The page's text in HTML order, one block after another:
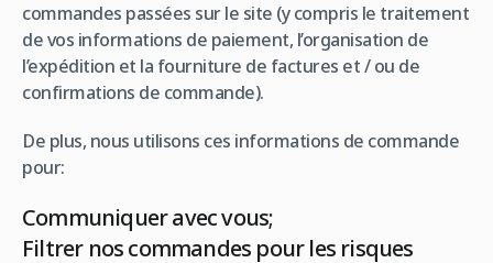
commandes passées sur le site (y compris le traitement
de vos informations de paiement, l’organisation de
l’expédition et la fourniture de factures et / ou de
confirmations de commande).
De plus, nous utilisons ces informations de commande
pour:
Communiquer avec vous;
Filtrer nos commandes pour les risques